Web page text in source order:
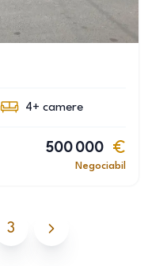
4+ camere
500 000
Negociabil
3